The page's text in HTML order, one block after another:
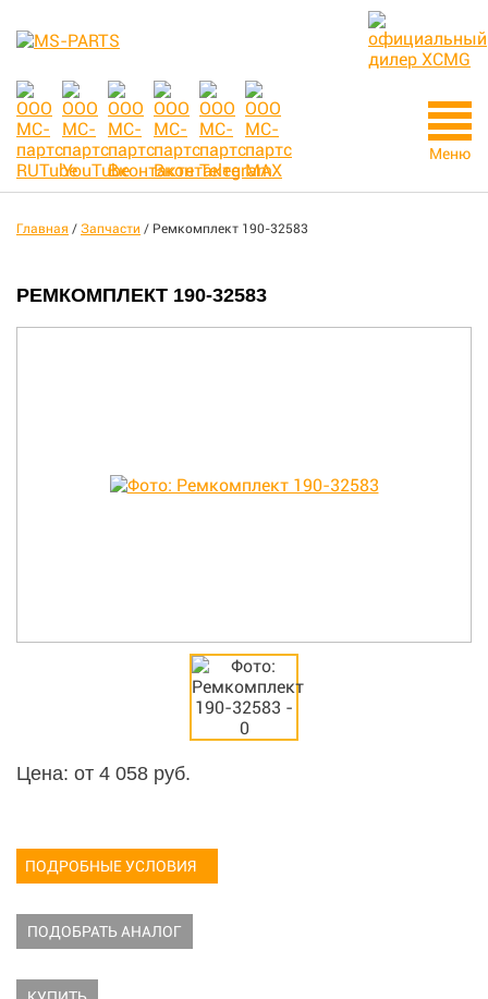
Меню
Главная / Запчасти / Ремкомплект 190-32583
РЕМКОМПЛЕКТ 190-32583
Цена: от 4 058 руб.
ПОДРОБНЫЕ УСЛОВИЯ
ПОДОБРАТЬ АНАЛОГ